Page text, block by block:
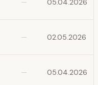
— 02.05.2026
— 05.04.2026